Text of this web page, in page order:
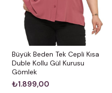
Büyük Beden Tek Cepli Kısa
Duble Kollu Gül Kurusu
Gömlek
₺1.899,00